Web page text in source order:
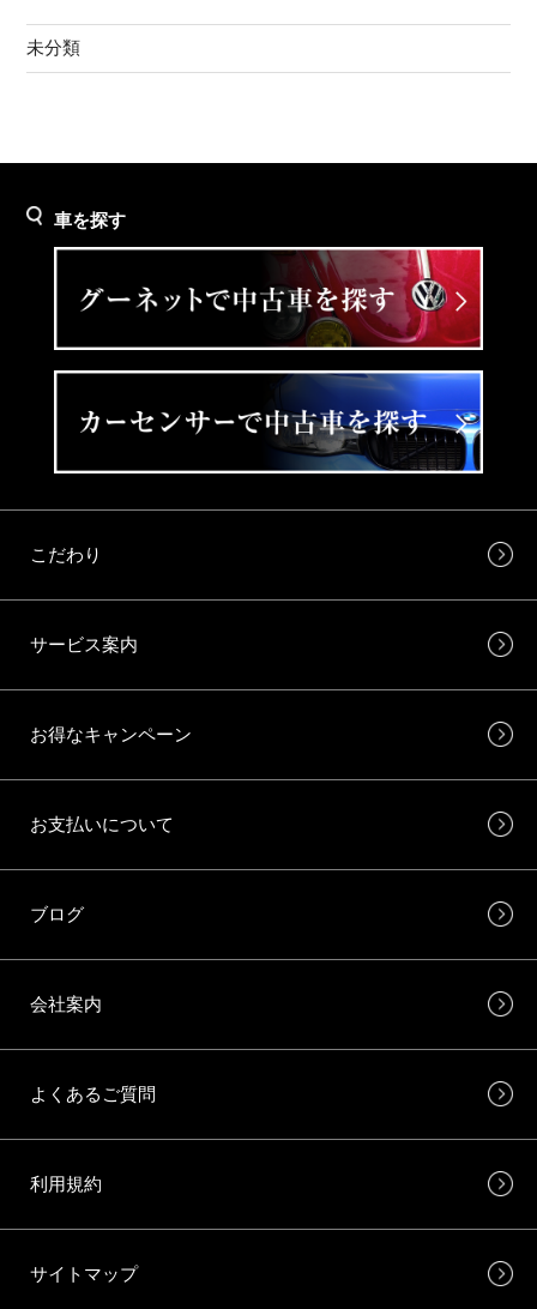
未分類
車を探す
こだわり
サービス案内
お得なキャンペーン
お支払いについて
ブログ
会社案内
よくあるご質問
利用規約
サイトマップ